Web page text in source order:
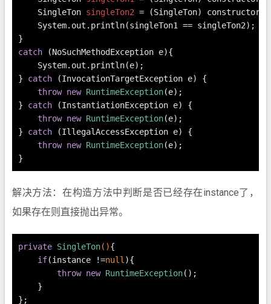
SingleTon singleTon2 = (SingleTon)
    System.out.println(singleTon1 == singleTon2);
}
catch (NoSuchMethodException e){
    System.out.println(e);
} catch (InvocationTargetException e) {
throw new RuntimeException(e);
} catch (InstantiationException e) {
throw new RuntimeException(e);
} catch (IllegalAccessException e) {
throw new RuntimeException(e);
}
解决方法：在构造方法中判断是否已经存在instance了，
如果存在则直接抛出异常。
private SingleTon(){
if(instance !=null ){
throw new RuntimeException();
    }
};